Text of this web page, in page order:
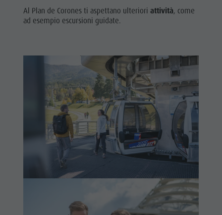
CORONES
arrivare
locale
Richiesta
cataloghi
Contatto
Webcam
Meteo
Kronplatz
Doctor
Service
Cook the Mountain
Parchi naturali
La Val Pusteria
Alto Adige
Dolasilla Saga
Al Plan de Corones ti aspettano ulterioriattività, come
ad esempio escursioni guidate.